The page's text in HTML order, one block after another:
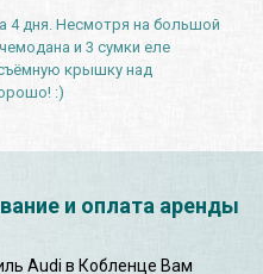
и оплата аренды
Audi в Кобленце Вам
4 дня. Несмотря на большой
и 3 сумки еле
крышку над
:)